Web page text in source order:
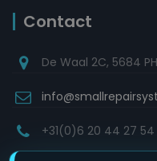
Contact
De Waal 2C, 5684
+31(0)6 20 44 27 54